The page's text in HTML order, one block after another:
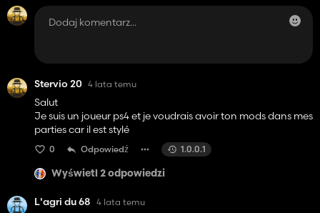
Stervio 20 4 lata temu
Salut
Je suis un joueur ps4 et je voudrais avoir ton mods dans mes
parties car il est stylé
0 Odpowiedź 1.0.0.1
Wyświetl 2 odpowiedzi
L'agri du 68 4 lata temu